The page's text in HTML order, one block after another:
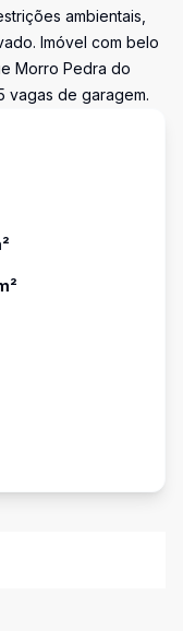
ambientais,
Imóvel com belo
Morro Pedra do
vagas de garagem.